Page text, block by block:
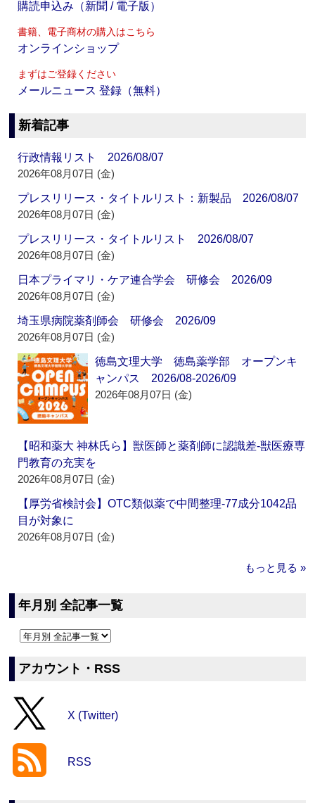
購読申込み（新聞 / 電子版）
書籍、電子商材の購入はこちら
オンラインショップ
まずはご登録ください
メールニュース 登録（無料）
新着記事
行政情報リスト 2026/08/07
2026年08月07日 (金)
プレスリリース・タイトルリスト：新製品 2026/08/07
2026年08月07日 (金)
プレスリリース・タイトルリスト 2026/08/07
2026年08月07日 (金)
日本プライマリ・ケア連合学会 研修会 2026/09
2026年08月07日 (金)
埼玉県病院薬剤師会 研修会 2026/09
2026年08月07日 (金)
徳島文理大学 徳島薬学部 オープンキ
ャンパス 2026/08-2026/09
2026年08月07日 (金)
【昭和薬大 神林氏ら】獣医師と薬剤師に認識差‐獣医療専
門教育の充実を
2026年08月07日 (金)
【厚労省検討会】OTC類似薬で中間整理‐77成分1042品
目が対象に
2026年08月07日 (金)
もっと見る »
年月別 全記事一覧
アカウント・RSS
X (Twitter)
RSS